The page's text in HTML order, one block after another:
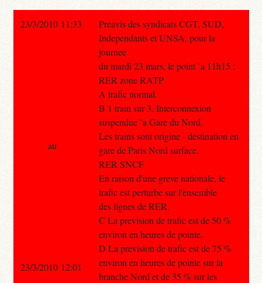
23/3/2010 11:33
Preavis des syndicats CGT, SUD,
Independants et UNSA, pour la
journee
du mardi 23 mars, le point `a 11h15 :
RER zone RATP
A trafic normal.
B 1 train sur 3. Interconnexion
suspendue `a Gare du Nord.
Les trains sont origine - destination en
gare de Paris Nord surface.
RER SNCF
En raison d'une greve nationale, le
trafic est perturbe sur l'ensemble
des lignes de RER.
C La prevision de trafic est de 50 %
environ en heures de pointe.
D La prevision de trafic est de 75 %
environ en heures de pointe sur la
branche Nord et de 35 % sur les
au
23/3/2010 12:01